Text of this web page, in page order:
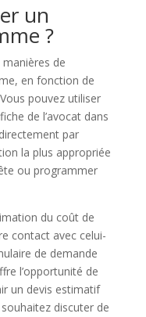
un
?
de
en fonction de
pouvez utiliser
de l’avocat dans
par
la plus appropriée
ou programmer
du coût de
contact avec celui-
de demande
l’opportunité de
un devis estimatif
discuter de